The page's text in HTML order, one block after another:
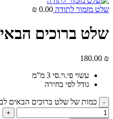
שלט מזמור לתודה 0.00
₪
שלט ברוכים
180.00 ₪
עשוי פי.וי.סי 3 מ”מ
גודל לפי בחירה
כמות של שלט ברוכים הבאים